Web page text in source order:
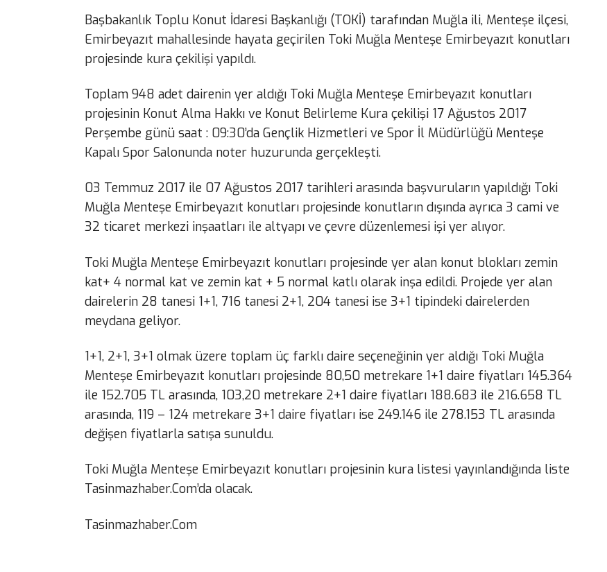
Başbakanlık Toplu Konut İdaresi Başkanlığı (TOKİ) tarafından Muğla ili, Menteşe ilçesi,
Emirbeyazıt mahallesinde hayata geçirilen Toki Muğla Menteşe Emirbeyazıt konutları
projesinde kura çekilişi yapıldı.
Toplam 948 adet dairenin yer aldığı Toki Muğla Menteşe Emirbeyazıt konutları
projesinin Konut Alma Hakkı ve Konut Belirleme Kura çekilişi 17 Ağustos 2017
Perşembe günü saat : 09:30’da Gençlik Hizmetleri ve Spor İl Müdürlüğü Menteşe
Kapalı Spor Salonunda noter huzurunda gerçekleşti.
03 Temmuz 2017 ile 07 Ağustos 2017 tarihleri arasında başvuruların yapıldığı Toki
Muğla Menteşe Emirbeyazıt konutları projesinde konutların dışında ayrıca 3 cami ve
32 ticaret merkezi inşaatları ile altyapı ve çevre düzenlemesi işi yer alıyor.
Toki Muğla Menteşe Emirbeyazıt konutları projesinde yer alan konut blokları zemin
kat+ 4 normal kat ve zemin kat + 5 normal katlı olarak inşa edildi. Projede yer alan
dairelerin 28 tanesi 1+1, 716 tanesi 2+1, 204 tanesi ise 3+1 tipindeki dairelerden
meydana geliyor.
1+1, 2+1, 3+1 olmak üzere toplam üç farklı daire seçeneğinin yer aldığı Toki Muğla
Menteşe Emirbeyazıt konutları projesinde 80,50 metrekare 1+1 daire fiyatları 145.364
ile 152.705 TL arasında, 103,20 metrekare 2+1 daire fiyatları 188.683 ile 216.658 TL
arasında, 119 – 124 metrekare 3+1 daire fiyatları ise 249.146 ile 278.153 TL arasında
değişen fiyatlarla satışa sunuldu.
Toki Muğla Menteşe Emirbeyazıt konutları projesinin kura listesi yayınlandığında liste
Tasinmazhaber.Com’da olacak.
Tasinmazhaber.Com